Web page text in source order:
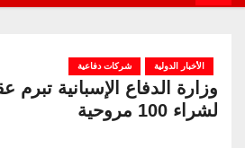
الأخبار الدولية شركات دفاعية
وزارة الدفاع الإسبانية تبرم
لشراء 100 مروحية